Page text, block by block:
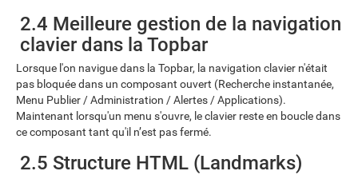
2.4 Meilleure gestion de la navigation
clavier dans la Topbar
Lorsque l'on navigue dans la Topbar, la navigation clavier n'était
pas bloquée dans un composant ouvert (Recherche instantanée,
Menu Publier / Administration / Alertes / Applications).
Maintenant lorsqu'un menu s'ouvre, le clavier reste en boucle dans
ce composant tant qu'il n’est pas fermé.
2.5 Structure HTML (Landmarks)